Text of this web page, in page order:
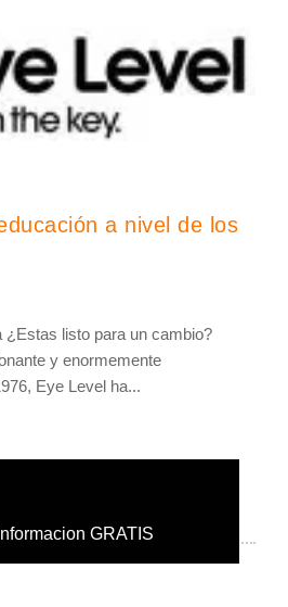
a nivel de los
¿Estas listo para un cambio?
y enormemente
Eye Level ha...
GRATIS